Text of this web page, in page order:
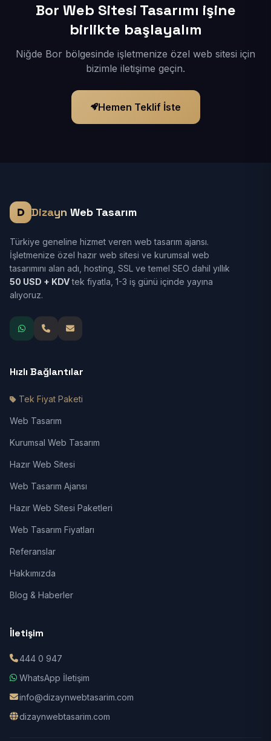
Bor Web Sitesi Tasarımı işine
birlikte başlayalım
Niğde Bor bölgesinde işletmenize özel web sitesi için
bizimle iletişime geçin.
Hemen Teklif İste
Dizayn Web Tasarım
Türkiye geneline hizmet veren web tasarım ajansı.
İşletmenize özel hazır web sitesi ve kurumsal web
tasarımını alan adı, hosting, SSL ve temel SEO dahil yıllık
50 USD + KDVtek fiyatla, 1-3 iş günü içinde yayına
alıyoruz.
Hızlı Bağlantılar
Tek Fiyat Paketi
Web Tasarım
Kurumsal Web Tasarım
Hazır Web Sitesi
Web Tasarım Ajansı
Hazır Web Sitesi Paketleri
Web Tasarım Fiyatları
Referanslar
Hakkımızda
Blog & Haberler
İletişim
444 0 947
WhatsApp İletişim
info@dizaynwebtasarim.com
dizaynwebtasarim.com